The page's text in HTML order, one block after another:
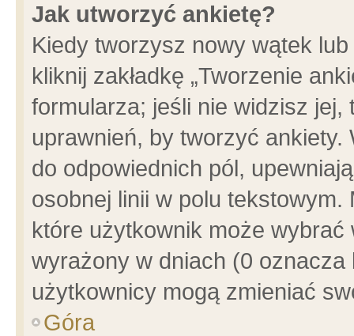
Jak utworzyć ankietę?
Kiedy tworzysz nowy wątek
kliknij zakładkę „Tworzenie
formularza; jeśli nie widzisz
uprawnień, by tworzyć ankiety.
do odpowiednich pól,
osobnej linii w polu
które użytkownik może
wyrażony w dniach (0
użytkownicy mogą zmieniać
Góra